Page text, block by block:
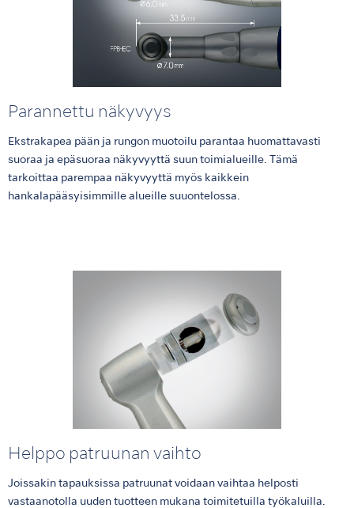
Parannettu näkyvyys
Ekstrakapea pään ja rungon muotoilu parantaa huomattavasti
suoraa ja epäsuoraa näkyvyyttä suun toimialueille. Tämä
tarkoittaa parempaa näkyvyyttä myös kaikkein
hankalapääsyisimmille alueille suuontelossa.
Helppo patruunan vaihto
Joissakin tapauksissa patruunat voidaan vaihtaa helposti
vastaanotolla uuden tuotteen mukana toimitetuilla työkaluilla.